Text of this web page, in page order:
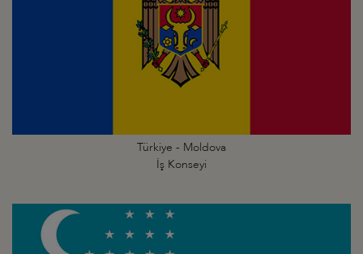
Türkiye - Moldova
İş Konseyi